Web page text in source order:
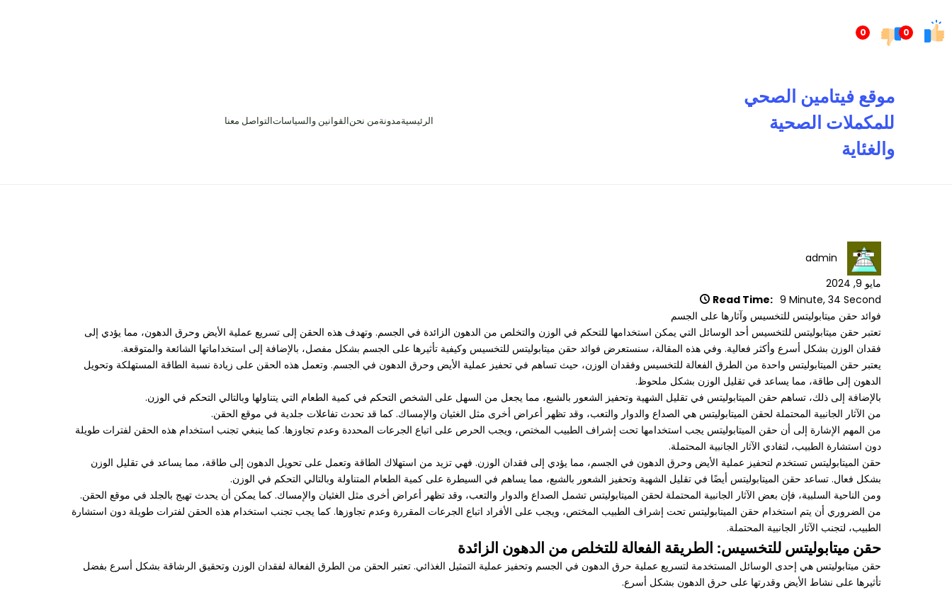
0
0إلى
موقع فيتامين الصحي
للمكملات الصحية
والغئاية
الرئيسيةمدونةمن نحنالقوانين والسياساتالتواصل معنا
admin
مايو 9, 2024
Read Time: 9 Minute, 34 Second
فوائد حقن ميتابوليتس للتخسيس وآثارها على الجسم
تعتبر حقن ميتابوليتس للتخسيس أحد الوسائل التي يمكن استخدامها للتحكم في الوزن والتخلص من الدهون الزائدة في الجسم. وتهدف هذه الحقن إلى تسريع عملية الأيض وحرق الدهون، مما يؤدي إلى
فقدان الوزن بشكل أسرع وأكثر فعالية. وفي هذه المقالة، سنستعرض فوائد حقن ميتابوليتس للتخسيس وكيفية تأثيرها على الجسم بشكل مفصل، بالإضافة إلى استخداماتها الشائعة والمتوقعة.
يعتبر حقن الميتابوليتس واحدة من الطرق الفعالة للتخسيس وفقدان الوزن، حيث تساهم في تحفيز عملية الأيض وحرق الدهون في الجسم. وتعمل هذه الحقن على زيادة نسبة الطاقة المستهلكة وتحويل
الدهون إلى طاقة، مما يساعد في تقليل الوزن بشكل ملحوظ.
بالإضافة إلى ذلك، تساهم حقن الميتابوليتس في تقليل الشهية وتحفيز الشعور بالشبع، مما يجعل من السهل على الشخص التحكم في كمية الطعام التي يتناولها وبالتالي التحكم في الوزن.
من الآثار الجانبية المحتملة لحقن الميتابوليتس هي الصداع والدوار والتعب، وقد تظهر أعراض أخرى مثل الغثيان والإمساك. كما قد تحدث تفاعلات جلدية في موقع الحقن.
من المهم الإشارة إلى أن حقن الميتابوليتس يجب استخدامها تحت إشراف الطبيب المختص، ويجب الحرص على اتباع الجرعات المحددة وعدم تجاوزها. كما ينبغي تجنب استخدام هذه الحقن لفترات طويلة
دون استشارة الطبيب، لتفادي الآثار الجانبية المحتملة.
حقن الميتابوليتس تستخدم لتحفيز عملية الأيض وحرق الدهون في الجسم، مما يؤدي إلى فقدان الوزن. فهي تزيد من استهلاك الطاقة وتعمل على تحويل الدهون إلى طاقة، مما يساعد في تقليل الوزن
بشكل فعال. تساعد حقن الميتابوليتس أيضًا في تقليل الشهية وتحفيز الشعور بالشبع، مما يساهم في السيطرة على كمية الطعام المتناولة وبالتالي التحكم في الوزن.
ومن الناحية السلبية، فإن بعض الآثار الجانبية المحتملة لحقن الميتابوليتس تشمل الصداع والدوار والتعب، وقد تظهر أعراض أخرى مثل الغثيان والإمساك. كما يمكن أن يحدث تهيج بالجلد في موقع الحقن.
من الضروري أن يتم استخدام حقن الميتابوليتس تحت إشراف الطبيب المختص، ويجب على الأفراد اتباع الجرعات المقررة وعدم تجاوزها. كما يجب تجنب استخدام هذه الحقن لفترات طويلة دون استشارة
الطبيب، لتجنب الآثار الجانبية المحتملة.
حقن ميتابوليتس للتخسيس: الطريقة الفعالة للتخلص من الدهون الزائدة
حقن ميتابوليتس هي إحدى الوسائل المستخدمة لتسريع عملية حرق الدهون في الجسم وتحفيز عملية التمثيل الغذائي. تعتبر الحقن من الطرق الفعالة لفقدان الوزن وتحقيق الرشاقة بشكل أسرع بفضل
تأثيرها على نشاط الأيض وقدرتها على حرق الدهون بشكل أسرع.